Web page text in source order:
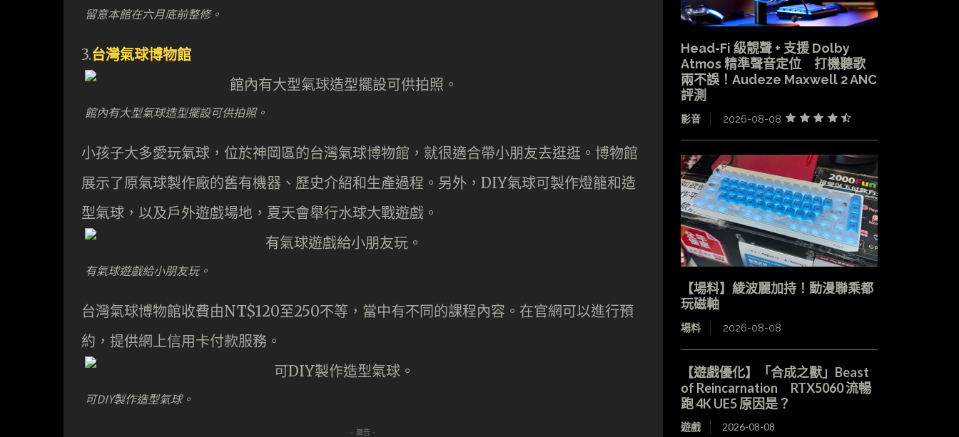
留意本館在六月底前整修。
3.台灣氣球博物館
館內有大型氣球造型擺設可供拍照。
小孩子大多愛玩氣球，位於神岡區的台灣氣球博物館，就很適合帶小朋友去逛逛。博物館
展示了原氣球製作廠的舊有機器、歷史介紹和生產過程。另外，DIY氣球可製作燈籠和造
型氣球，以及戶外遊戲場地，夏天會舉行水球大戰遊戲。
有氣球遊戲給小朋友玩。
台灣氣球博物館收費由NT$120至250不等，當中有不同的課程內容。在官網可以進行預
約，提供網上信用卡付款服務。
可DIY製作造型氣球。
- 廣告 -
Head-Fi 級靚聲 + 支援 Dolby
Atmos 精準聲音定位 打機聽歌
兩不誤！Audeze Maxwell 2 ANC
評測
影音 2026-08-08
【場料】綾波麗加持！動漫聯乘都
玩磁軸
場料 2026-08-08
【遊戲優化】「合成之獸」Beast
of Reincarnation RTX5060 流暢
跑 4K UE5 原因是？
遊戲 2026-08-08